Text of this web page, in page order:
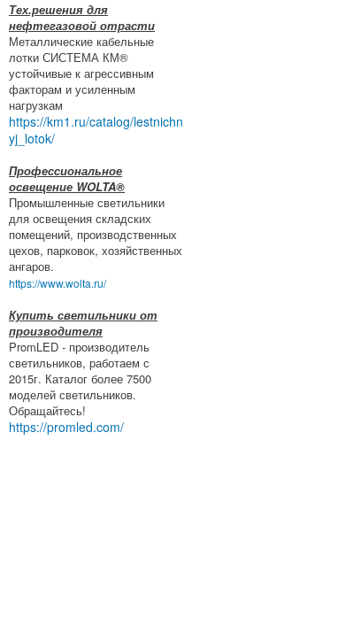
Тех.решения для
нефтегазовой отрасти
Металлические кабельные
лотки СИСТЕМА КМ®
устойчивые к агрессивным
факторам и усиленным
нагрузкам
https://km1.ru/catalog/lestnichn
yj_lotok/
Профессиональное
освещение WOLTA®
Промышленные светильники
для освещения складских
помещений, производственных
цехов, парковок, хозяйственных
ангаров.
https://www.wolta.ru/
Купить светильники от
производителя
PromLED - производитель
светильников, работаем с
2015г. Каталог более 7500
моделей светильников.
Обращайтесь!
https://promled.com/